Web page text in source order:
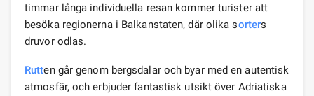
timmar långa individuella resan kommer turister att
besöka regionerna i Balkanstaten, där olika sorters
druvor odlas.
Rutten går genom bergsdalar och byar med en autentisk
atmosfär, och erbjuder fantastisk utsikt över Adriatiska